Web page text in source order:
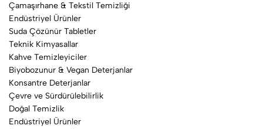
Çamaşırhane & Tekstil Temizliği
Endüstriyel Ürünler
Suda Çözünür Tabletler
Teknik Kimyasallar
Kahve Temizleyiciler
Biyobozunur & Vegan Deterjanlar
Konsantre Deterjanlar
Çevre ve Sürdürülebilirlik
Doğal Temizlik
Endüstriyel Ürünler